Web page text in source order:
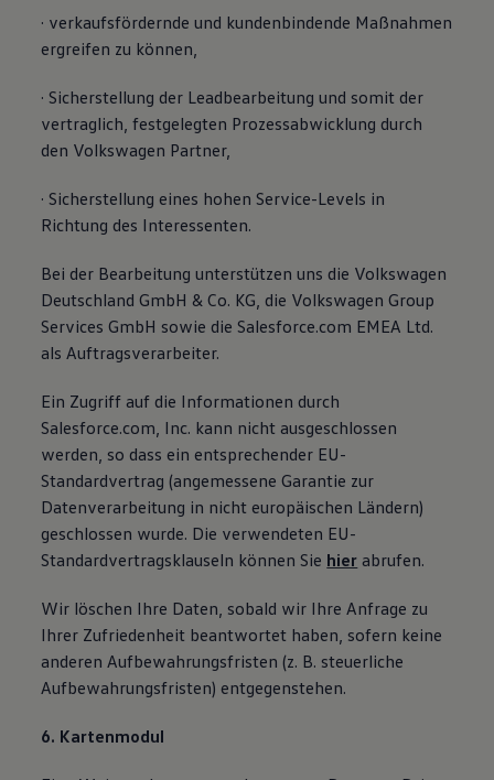
· verkaufsfördernde und kundenbindende Maßnahmen
ergreifen zu können,
· Sicherstellung der Leadbearbeitung und somit der
vertraglich, festgelegten Prozessabwicklung durch
den Volkswagen Partner,
· Sicherstellung eines hohen Service-Levels in
Richtung des Interessenten.
Bei der Bearbeitung unterstützen uns die Volkswagen
Deutschland GmbH & Co. KG, die Volkswagen Group
Services GmbH sowie die Salesforce.com EMEA Ltd.
als Auftragsverarbeiter.
Ein Zugriff auf die Informationen durch
Salesforce.com, Inc. kann nicht ausgeschlossen
werden, so dass ein entsprechender EU-
Standardvertrag (angemessene Garantie zur
Datenverarbeitung in nicht europäischen Ländern)
geschlossen wurde. Die verwendeten EU-
Standardvertragsklauseln können Sie hier abrufen.
Wir löschen Ihre Daten, sobald wir Ihre Anfrage zu
Ihrer Zufriedenheit beantwortet haben, sofern keine
anderen Aufbewahrungsfristen (z. B. steuerliche
Aufbewahrungsfristen) entgegenstehen.
6. Kartenmodul